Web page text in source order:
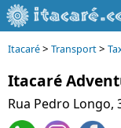
Itacaré> Transport>
Itacaré
Rua Pedro Longo,